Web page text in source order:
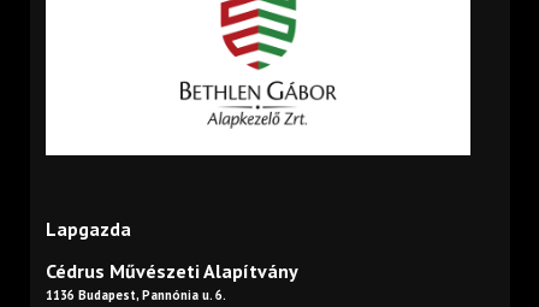
Lapgazda
Cédrus Művészeti Alapítvány
1136 Budapest, Pannónia u. 6.